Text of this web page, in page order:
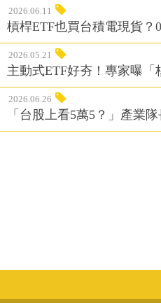
2026.06.11
槓桿ETF也買台積電現貨？
2026.05.21
主動式ETF好夯！專家曝
2026.06.26
「台股上看5萬5？」產業